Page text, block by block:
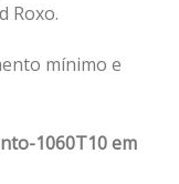
Roxo.
mínimo e
1060T10 em